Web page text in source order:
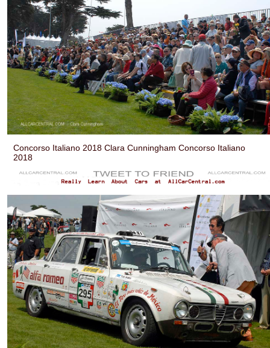
Concorso Italiano 2018 Clara Cunningham Concorso Italiano
2018